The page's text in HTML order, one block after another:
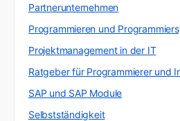
Partnerunternehmen
Programmieren und
Projektmanagement in der IT
Ratgeber für Programmierer und
SAP und SAP Module
Selbstständigkeit